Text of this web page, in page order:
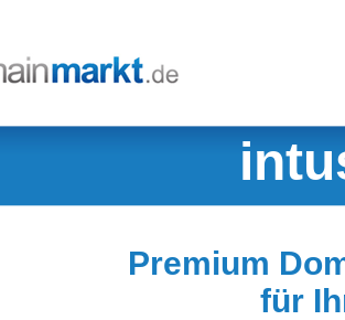
Premium
für